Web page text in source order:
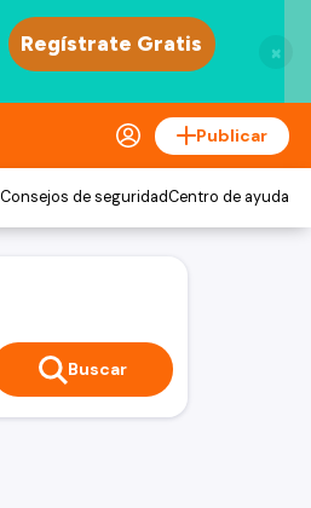
×
Publicar
Consejos de seguridadCentro de ayuda
Buscar